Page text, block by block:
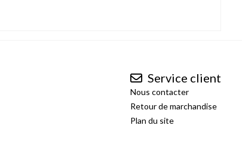
Service client
Nous contacter
Retour de marchandise
Plan du site